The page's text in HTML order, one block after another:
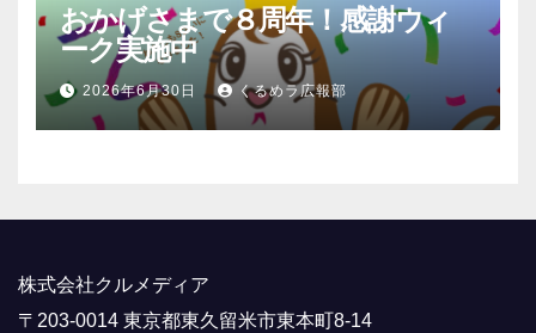
おかげさまで８周年！感謝ウィ
ーク実施中
2026年6月30日 くるめラ広報部
株式会社クルメディア
〒203-0014 東京都東久留米市東本町8-14